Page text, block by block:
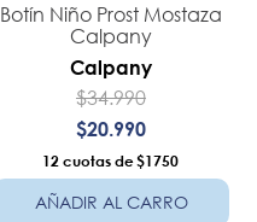
Botín Niño Prost Mostaza
Calpany
Calpany
$34.990
$20.990
12 $1750
AÑADIR AL CARRO